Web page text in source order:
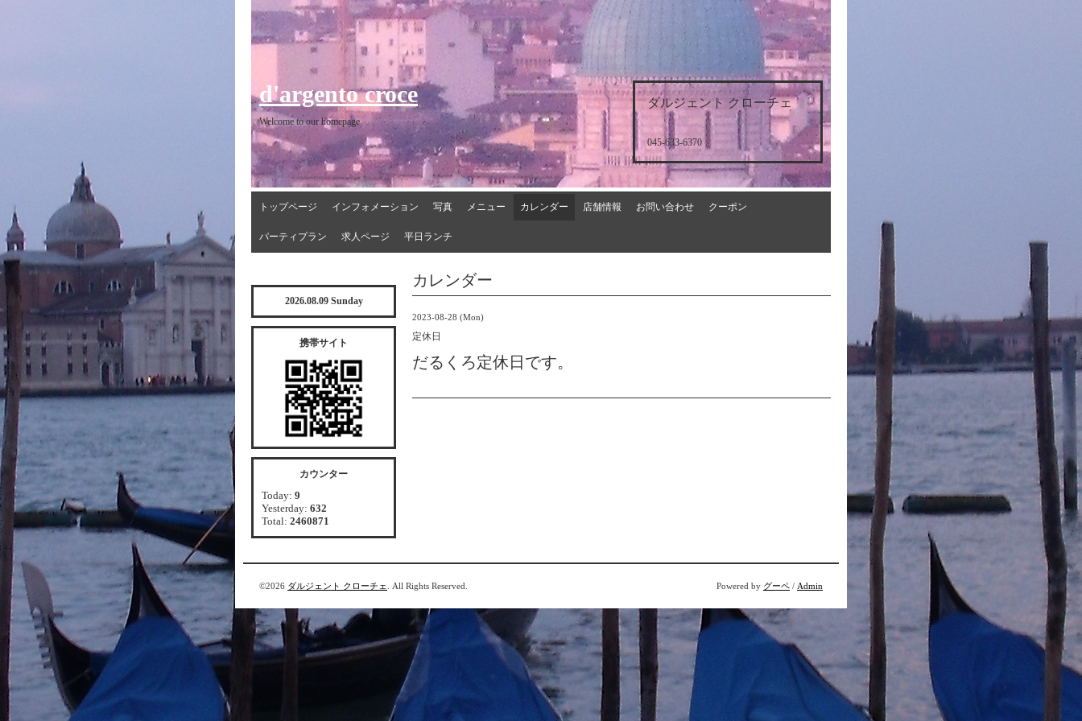
ダルジェント クローチェ
045-633-6370
d'argento croce
Welcome to our homepage
トップページ インフォメーション 写真 メニュー カレンダー 店舗情報 お問い合わせ クーポン
パーティプラン 求人ページ 平日ランチ
カレンダー
2023-08-28 (Mon)
定休日
だるくろ定休日です。
2026.08.09 Sunday
携帯サイト
カウンター
Today: 9
Yesterday: 632
Total: 2460871
©2026 ダルジェント クローチェ . All Rights Reserved. Powered by グーペ / Admin